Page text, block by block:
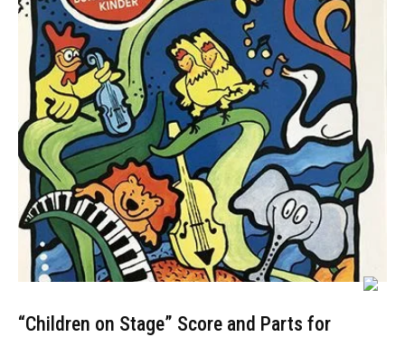
“Children on Stage” Score and Parts for